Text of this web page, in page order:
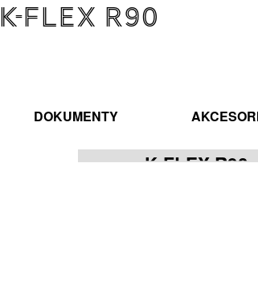
K-FLEX R90
DOKUMENTY
K-FLEX R90